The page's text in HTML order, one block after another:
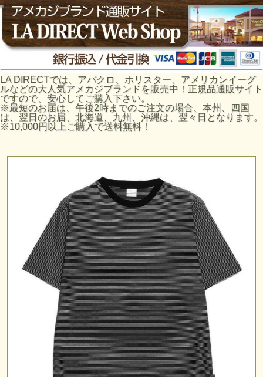
LA DIRECTでは、アバクロ、ホリスター、アメリカンイーグ
ルなどの大人気アメカジブランドを販売中！正規品通販サイト
ですので、安心してご購入下さい。
※最短のお届は、午後2時までのご注文の場合、本州、四国
は、翌日のお届、北海道、九州、沖縄は、翌々日となります。
※10,000円以上ご購入で送料無料！